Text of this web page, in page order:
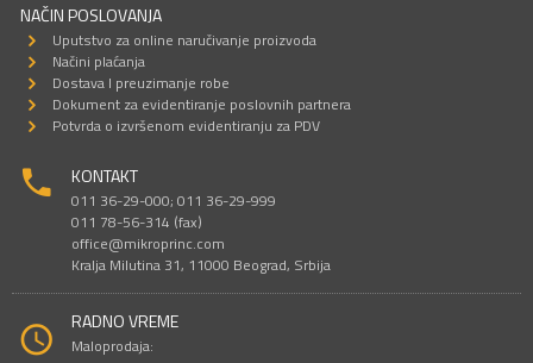
NAČIN POSLOVANJA
Uputstvo za online naručivanje proizvoda
Načini plaćanja
Dostava I preuzimanje robe
Dokument za evidentiranje poslovnih partnera
Potvrda o izvršenom evidentiranju za PDV
KONTAKT
011 36-29-000; 011 36-29-999
011 78-56-314 (fax)
office@mikroprinc.com
Kralja Milutina 31, 11000 Beograd, Srbija
RADNO VREME
Maloprodaja: